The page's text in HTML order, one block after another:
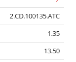
2.CD.100135.ATC
1.35
13.50